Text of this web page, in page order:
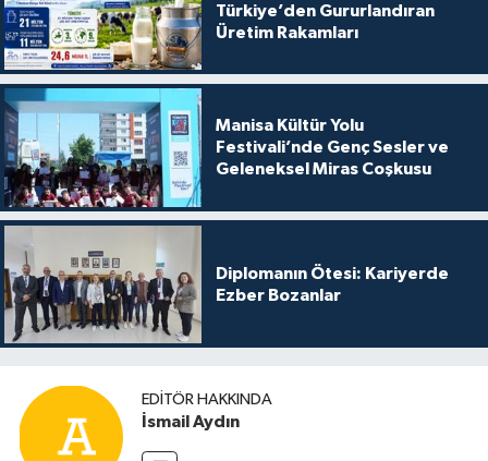
Türkiye’den Gururlandıran
Üretim Rakamları
Manisa Kültür Yolu
Festivali’nde Genç Sesler ve
Geleneksel Miras Coşkusu
Diplomanın Ötesi: Kariyerde
Ezber Bozanlar
EDITÖR HAKKINDA
İsmail Aydın